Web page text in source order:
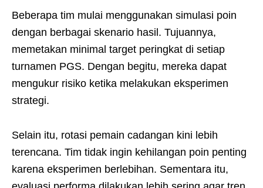
Beberapa tim mulai menggunakan simulasi poin
dengan berbagai skenario hasil. Tujuannya,
memetakan minimal target peringkat di setiap
turnamen PGS. Dengan begitu, mereka dapat
mengukur risiko ketika melakukan eksperimen
strategi.
Selain itu, rotasi pemain cadangan kini lebih
terencana. Tim tidak ingin kehilangan poin penting
karena eksperimen berlebihan. Sementara itu,